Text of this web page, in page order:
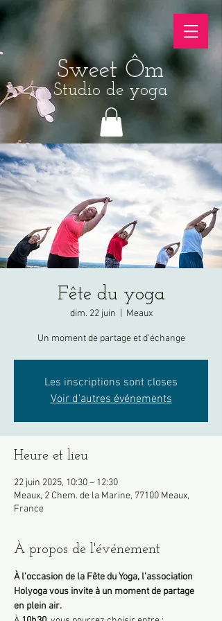
Sweet Ôm
Studio de yoga
Fête du yoga
dim. 22 juin Meaux
Un moment de partage et d’échange
Les inscriptions sont closes
Voir d'autres événements
Heure et lieu
22 juin 2025, 10:30 – 12:30
Meaux, 2 Chem. de la Marine, 77100 Meaux,
France
À propos de l'événement
À l’occasion de la Fête du Yoga, l’association
Holyoga vous invite à un moment de partage
en plein air.